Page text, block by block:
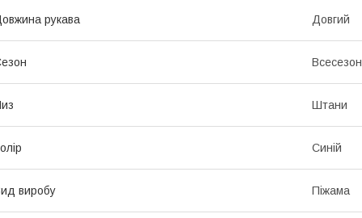
рукава Довгий
Штани
Синій
виробу Піжама